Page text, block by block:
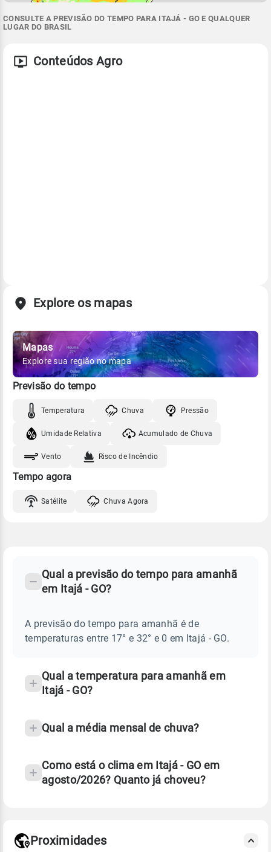
CONSULTE A PREVISÃO DO TEMPO PARA ITAJÁ - GO E QUALQUER
LUGAR DO BRASIL
Conteúdos Agro
Explore os mapas
Mapas
Explore sua região no mapa
Previsão do tempo
Temperatura Chuva Pressão
Umidade Relativa Acumulado de Chuva
Vento Risco de Incêndio
Tempo agora
Satélite Chuva Agora
Perguntas
sobre
chuva
temperatura
Qual a previsão do tempo para amanhã
em Itajá - GO?
A previsão do tempo para amanhã é de
temperaturas entre 17° e 32° e 0 em Itajá - GO.
Qual a temperatura para amanhã em
Itajá - GO?
Qual a média mensal de chuva?
Como está o clima em Itajá - GO em
agosto/2026? Quanto já choveu?
Proximidades